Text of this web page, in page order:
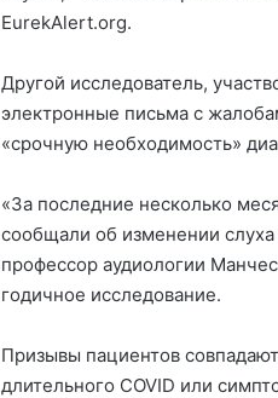
EurekAlert.org.
Другой исследователь,
электронные письма с
«срочную необходимость»
«За последние несколько
сообщали об изменении
профессор аудиологии
годичное исследование.
Призывы пациентов
длительного COVID или